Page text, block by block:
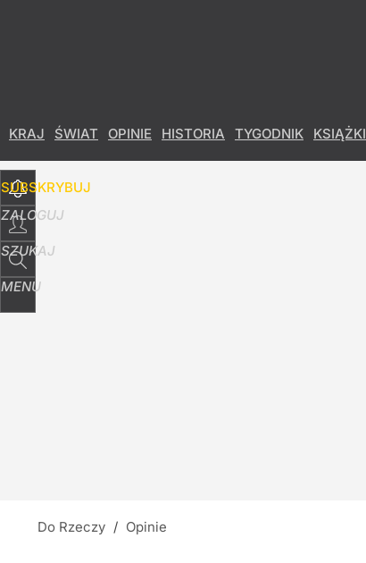
KRAJ ŚWIAT OPINIE HISTORIA TYGODNIK KSIĄŻKI
SUBSKRYBUJ
ZALOGUJ
SZUKAJ
MENU
Do Rzeczy / Opinie